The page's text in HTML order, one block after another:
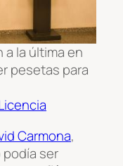
la última en
pesetas para
Carmona,
ser